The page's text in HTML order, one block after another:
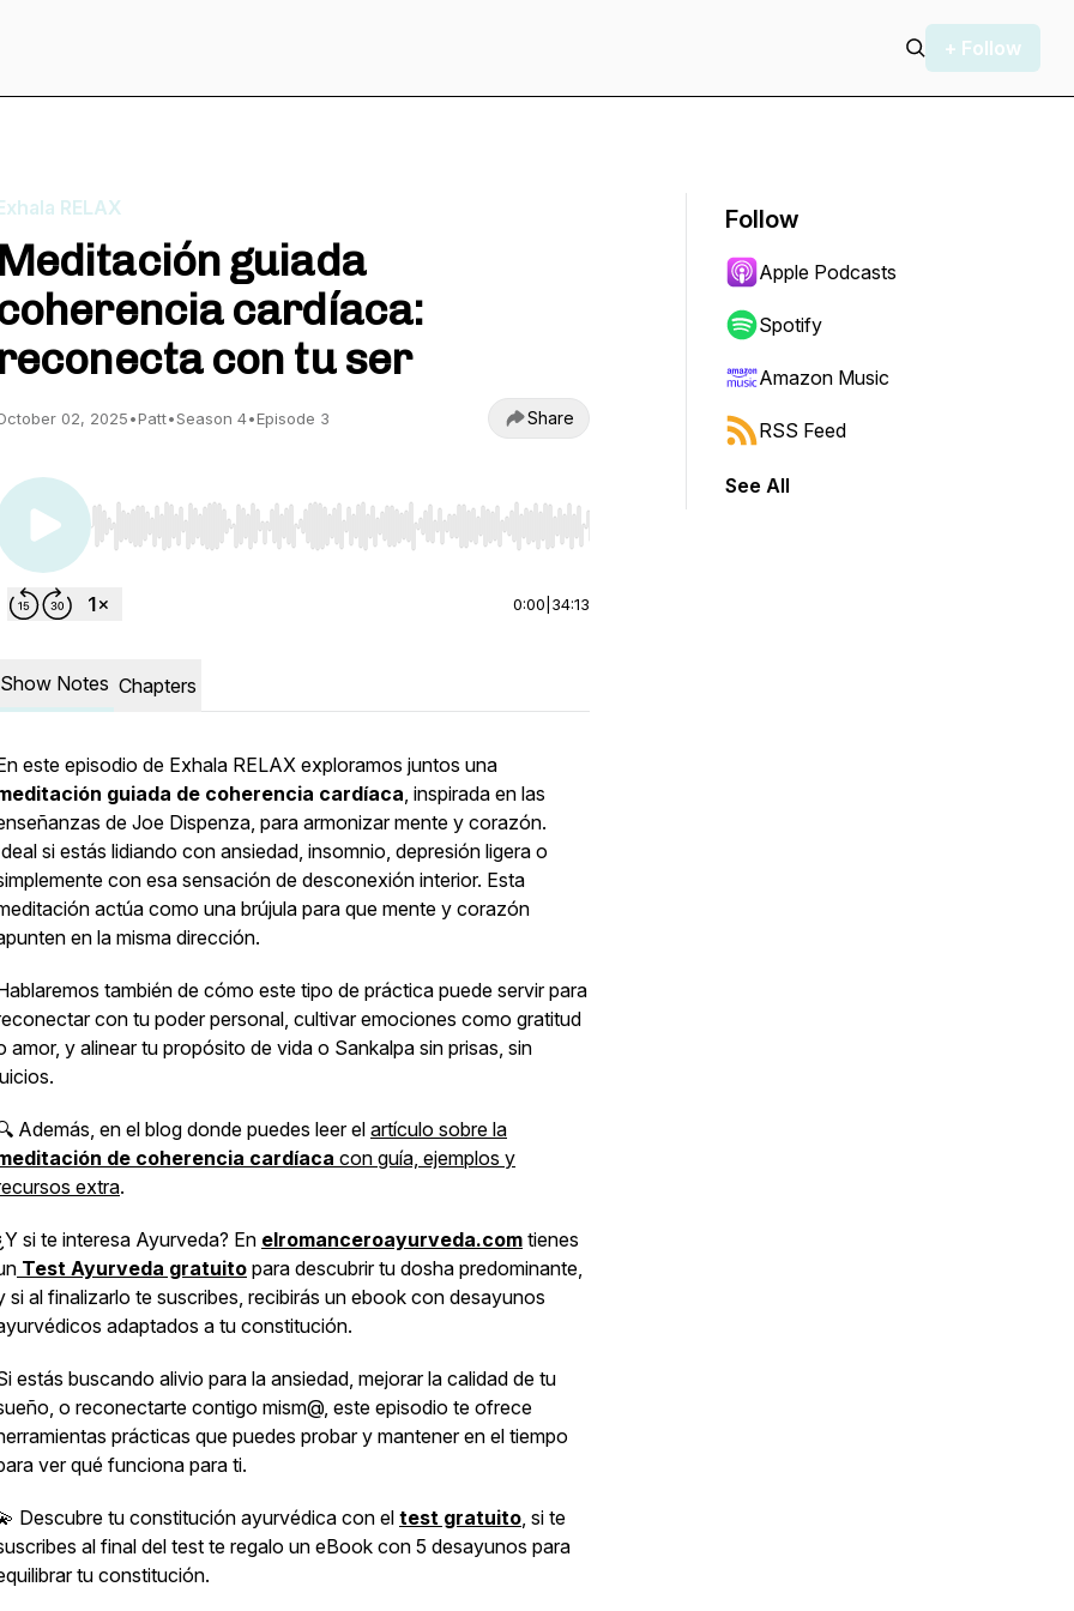
+ Follow
RELAX
Meditación guiada
cardíaca:
reconecta con tu ser
02, 2025•Patt•Season 4•Episode 3 Share
Use Left/Right to seek, Home/End to jump to start or end. Hold shift to jump forward or backward.
0:00 34:13
Show Notes Chapters
este episodio de Exhala RELAX exploramos juntos una
guiada de coherencia cardíaca, inspirada en las
de Joe Dispenza, para armonizar mente y corazón.
si estás lidiando con ansiedad, insomnio, depresión ligera o
con esa sensación de desconexión interior. Esta
actúa como una brújula para que mente y corazón
en la misma dirección.
también de cómo este tipo de práctica puede servir para
con tu poder personal, cultivar emociones como gratitud
amor, y alinear tu propósito de vida o Sankalpa sin prisas, sin
Además, en el blog donde puedes leer el artículo sobre la
de coherencia cardíaca con guía, ejemplos y
extra.
si te interesa Ayurveda? En elromanceroayurveda.com tienes
Test Ayurveda gratuito para descubrir tu dosha predominante,
si al finalizarlo te suscribes, recibirás un ebook con desayunos
adaptados a tu constitución.
estás buscando alivio para la ansiedad, mejorar la calidad de tu
o reconectarte contigo mism@, este episodio te ofrece
prácticas que puedes probar y mantener en el tiempo
ver qué funciona para ti.
Descubre tu constitución ayurvédica con el test gratuito, si te
al final del test te regalo un eBook con 5 desayunos para
tu constitución.
Follow
Apple Podcasts
Spotify
Amazon Music
RSS Feed
See All